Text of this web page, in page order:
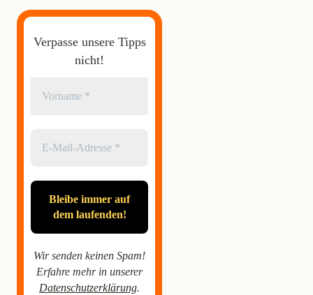
Verpasse unsere Tipps
nicht!
Wir senden keinen Spam!
Erfahre mehr in unserer
Datenschutzerklärung.